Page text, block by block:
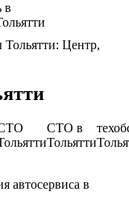
в
Центр,
СТО в
Тольятти
автосервиса в